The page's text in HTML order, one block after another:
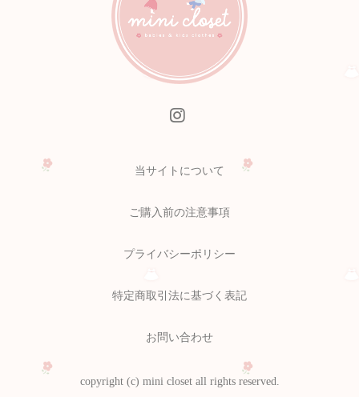
当サイトについて
ご購入前の注意事項
プライバシーポリシー
特定商取引法に基づく表記
お問い合わせ
copyright (c) mini closet all rights reserved.